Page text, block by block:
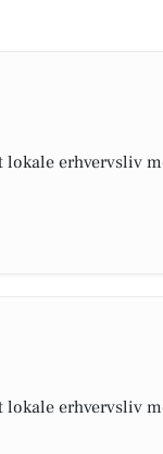
erhvervsliv
erhvervsliv